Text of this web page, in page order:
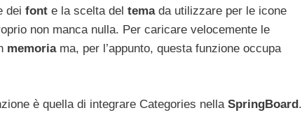
dei font e la scelta del temada utilizzare per le icone
non manca nulla. Per caricare velocemente le
memoriama, per l’appunto, questa funzione occupa
è quella di integrare Categories nella SpringBoard.